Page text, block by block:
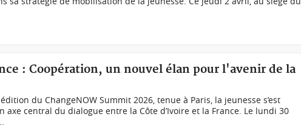
: Coopération, un nouvel élan pour l'avenir de la
du ChangeNOW Summit 2026, tenue à Paris, la jeunesse s’est
axe central du dialogue entre la Côte d’Ivoire et la France. Le lundi 30